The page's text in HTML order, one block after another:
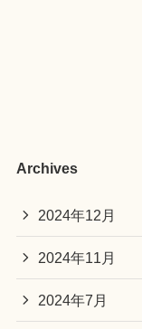
Archives
2024年12月
2024年11月
2024年7月